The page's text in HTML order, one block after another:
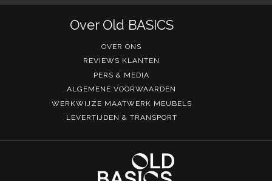
Over Old BASICS
OVER ONS
REVIEWS KLANTEN
PERS & MEDIA
ALGEMENE VOORWAARDEN
WERKWIJZE MAATWERK MEUBELS
LEVERTIJDEN & TRANSPORT